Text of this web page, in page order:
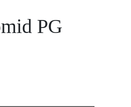
PG